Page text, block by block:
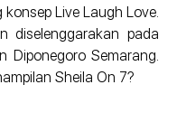
Live Laugh Love.
diselenggarakan pada
Semarang.
Sheila On 7?